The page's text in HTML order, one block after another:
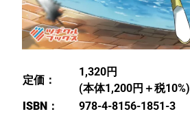
定価：
1,320円
(本体1,200円＋税10%)
ISBN：
978-4-8156-1851-3